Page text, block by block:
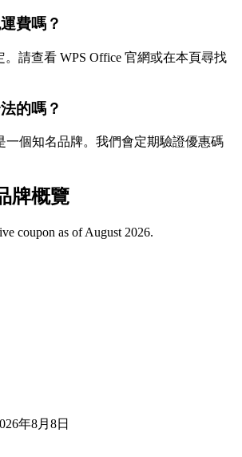
費嗎？
請查看 WPS Office 官網或在本頁尋找
的嗎？
一個知名品牌。我們會定期驗證優惠碼
牌概覽
coupon as of August 2026.
年8月8日